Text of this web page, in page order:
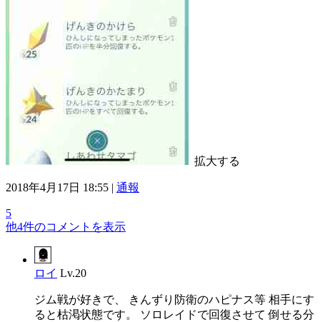
拡大する
2018年4月17日 18:55 | 通報
5
他4件のコメントを表示
ロイ Lv.20
ジム戦が好きで、 きんずり防衛のハピナス等 相手にす
ると枯渇状態です。 ソロレイドで回復させて 倒せる分